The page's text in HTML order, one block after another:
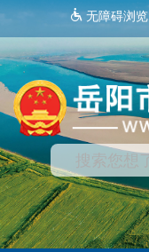
无障碍浏览